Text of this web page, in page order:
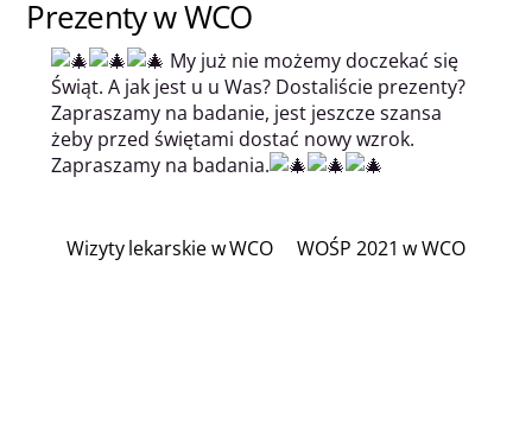
Prezenty w WCO
My już nie możemy doczekać się
Świąt. A jak jest u u Was? Dostaliście prezenty?
Zapraszamy na badanie, jest jeszcze szansa
żeby przed świętami dostać nowy wzrok.
Zapraszamy na badania.
Wizyty lekarskie w WCO WOŚP 2021 w WCO